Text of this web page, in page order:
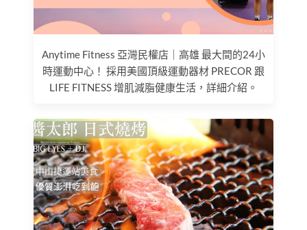
Anytime Fitness 亞灣民權店｜高雄 最大間的24小
時運動中心！ 採用美國頂級運動器材 PRECOR 跟
LIFE FITNESS 增肌減脂健康生活，詳細介紹。